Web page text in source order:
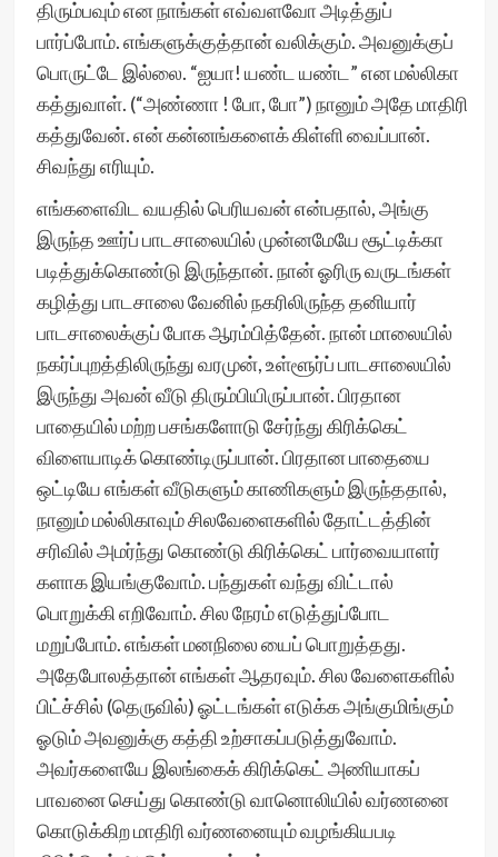
திரும்பவும் என நாங்கள் எவ்வளவோ அடித்துப்
பார்ப்போம். எங்களுக்குத்தான் வலிக்கும். அவனுக்குப்
பொருட்டே இல்லை. “ஐயா! யண்ட யண்ட” என மல்லிகா
கத்துவாள். (“அண்ணா ! போ, போ”) நானும் அதே மாதிரி
கத்துவேன். என் கன்னங்களைக் கிள்ளி வைப்பான்.
சிவந்து எரியும்.
எங்களைவிட வயதில் பெரியவன் என்பதால், அங்கு
இருந்த ஊர்ப் பாடசாலையில் முன்னமேயே சூட்டிக்கா
படித்துக்கொண்டு இருந்தான். நான் ஓரிரு வருடங்கள்
கழித்து பாடசாலை வேனில் நகரிலிருந்த தனியார்
பாடசாலைக்குப் போக ஆரம்பித்தேன். நான் மாலையில்
நகர்ப்புறத்திலிருந்து வரமுன், உள்ளூர்ப் பாடசாலையில்
இருந்து அவன் வீடு திரும்பியிருப்பான். பிரதான
பாதையில் மற்ற பசங்களோடு சேர்ந்து கிரிக்கெட்
விளையாடிக் கொண்டிருப்பான். பிரதான பாதையை
ஒட்டியே எங்கள் வீடுகளும் காணிகளும் இருந்ததால்,
நானும் மல்லிகாவும் சிலவேளைகளில் தோட்டத்தின்
சரிவில் அமர்ந்து கொண்டு கிரிக்கெட் பார்வையாளர்
களாக இயங்குவோம். பந்துகள் வந்து விட்டால்
பொறுக்கி எறிவோம். சில நேரம் எடுத்துப்போட
மறுப்போம். எங்கள் மனநிலை யைப் பொறுத்தது.
அதேபோலத்தான் எங்கள் ஆதரவும். சில வேளைகளில்
பிட்ச்சில் (தெருவில்) ஓட்டங்கள் எடுக்க அங்குமிங்கும்
ஓடும் அவனுக்கு கத்தி உற்சாகப்படுத்துவோம்.
அவர்களையே இலங்கைக் கிரிக்கெட் அணியாகப்
பாவனை செய்து கொண்டு வானொலியில் வர்ணனை
கொடுக்கிற மாதிரி வர்ணனையும் வழங்கியபடி